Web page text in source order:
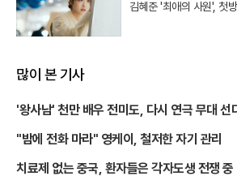
김혜준 '최애의 사원', 첫
많이 본 기사
'왕사남' 천만 배우 전미도, 다시 연극 무대 선
"밤에 전화 마라" 영케이, 철저한 자기 관리
치료제 없는 중국, 환자들은 각자도생 전쟁 중